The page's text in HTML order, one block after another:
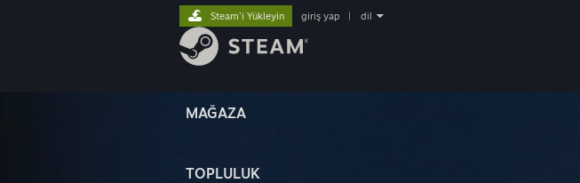
MAĞAZA
TOPLULUK
Steam'i Yükleyin giriş yap dil